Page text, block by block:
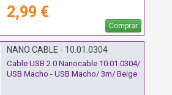
2,99 €
Comprar
NANO CABLE - 10.01.0304
Cable USB 2.0 Nanocable 10.01.0304/
USB Macho - USB Macho/ 3m/ Beige